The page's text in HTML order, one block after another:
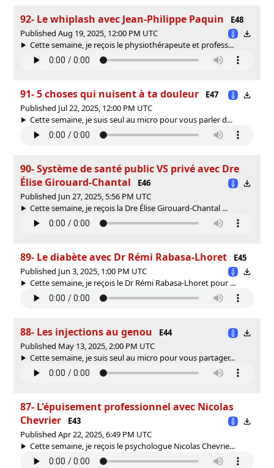
92- Le whiplash avec Jean-Philippe Paquin
E48
Published Aug 19, 2025, 12:00 PM UTC
Cette semaine, je reçois le physiothérapeute et profess...
91- 5 choses qui nuisent à ta douleur
E47
Published Jul 22, 2025, 12:00 PM UTC
Cette semaine, je suis seul au micro pour vous parler d...
90- Système de santé public VS privé avec Dre
Élise Girouard-Chantal
E46
Published Jun 27, 2025, 5:56 PM UTC
Cette semaine, je reçois la Dre Élise Girouard-Chantal ...
89- Le diabète avec Dr Rémi Rabasa-Lhoret
E45
Published Jun 3, 2025, 1:00 PM UTC
Cette semaine, je reçois le Dr Rémi Rabasa-Lhoret pour ...
88- Les injections au genou
E44
Published May 13, 2025, 2:00 PM UTC
Cette semaine, je suis seul au micro pour vous partager...
87- L'épuisement professionnel avec Nicolas
Chevrier
E43
Published Apr 22, 2025, 6:49 PM UTC
Cette semaine, je reçois le psychologue Nicolas Chevrie...